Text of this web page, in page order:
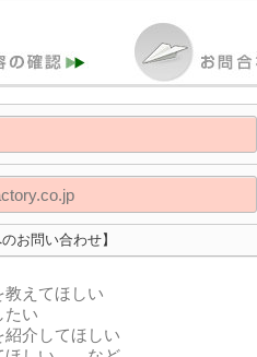
お問い合わせ】